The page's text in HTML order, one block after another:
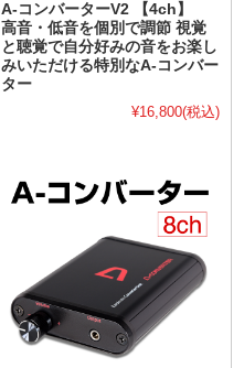
A-コンバーターV2 【4ch】
高音・低音を個別で調節 視覚
と聴覚で自分好みの音をお楽し
みいただける特別なA-コンバー
ター
¥16,800(税込)